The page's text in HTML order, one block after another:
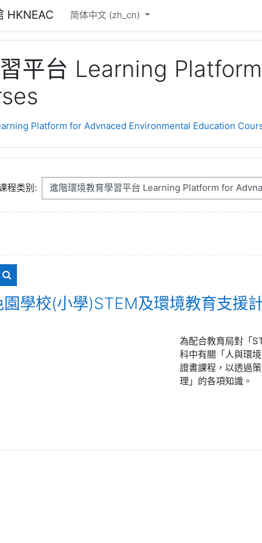
HKNEAC 简体中文 ‎(zh_cn)‎
平台 Learning
Platform for Advnaced Environmental Education
程类别:
搜索课程
學校(小學)STEM及環境教育支援
為配合教育局對「
科中有關「人與環
證書課程，以透過
理」的各項知識。